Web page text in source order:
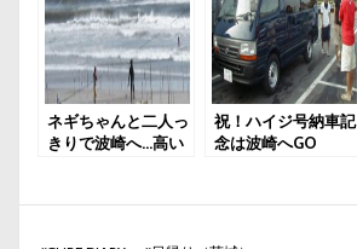
ネギちゃんと二人っ
きりで波崎へ…高い
祝！ハイジ号納車記
念は波崎へGO